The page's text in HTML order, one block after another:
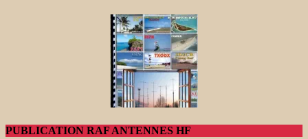
PUBLICATION RAF ANTENNES HF